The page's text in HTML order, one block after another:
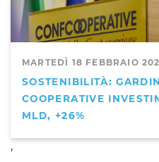
MARTEDÌ 18 FEBBRAIO
SOSTENIBILITÀ:
COOPERATIVE
MLD, +26%
,